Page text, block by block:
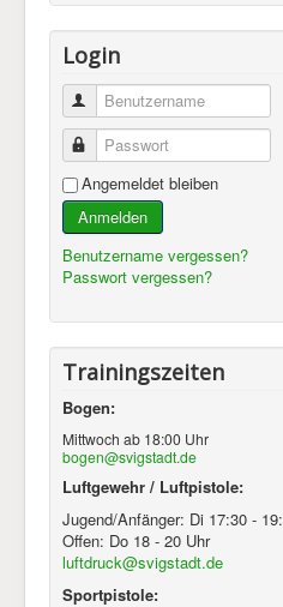
Login
Benutzername
Passwort
Angemeldet bleiben
Anmelden
Benutzername vergessen?
Passwort vergessen?
Trainingszeiten
Bogen:
Mittwoch ab 18:00 Uhr
bogen@svigstadt.de
Luftgewehr / Luftpistole:
Jugend/Anfänger: Di 17:30 -
Offen: Do 18 - 20 Uhr
luftdruck@svigstadt.de
Sportpistole: